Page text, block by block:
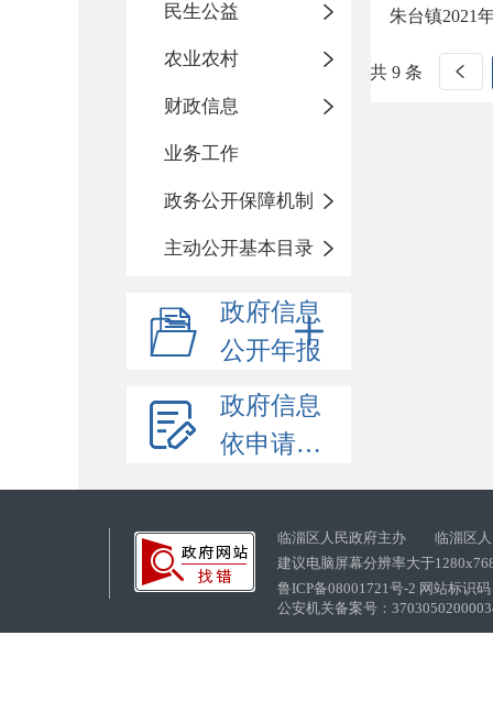
民生公益
农业农村
财政信息
业务工作
政务公开保障机制
主动公开基本目录
政府信息
公开年报
政府信息
依申请公开
朱台镇2021
共 9 条
临淄区人民政府主办 临淄区人
建议电脑屏幕分辨率大于
鲁ICP备08001721号-2 网站标识
公安机关备案号：